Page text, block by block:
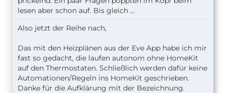
lesen aber schon auf. Bis gleich ...
Also jetzt der Reihe nach,
Das mit den Heizplänen aus der Eve App habe ich mir
fast so gedacht, die laufen autonom ohne HomeKit
auf den Thermostaten. Schließlich werden dafür keine
Automationen/Regeln ins HomeKit geschrieben.
Danke für die Aufklärung mit der Bezeichnung.